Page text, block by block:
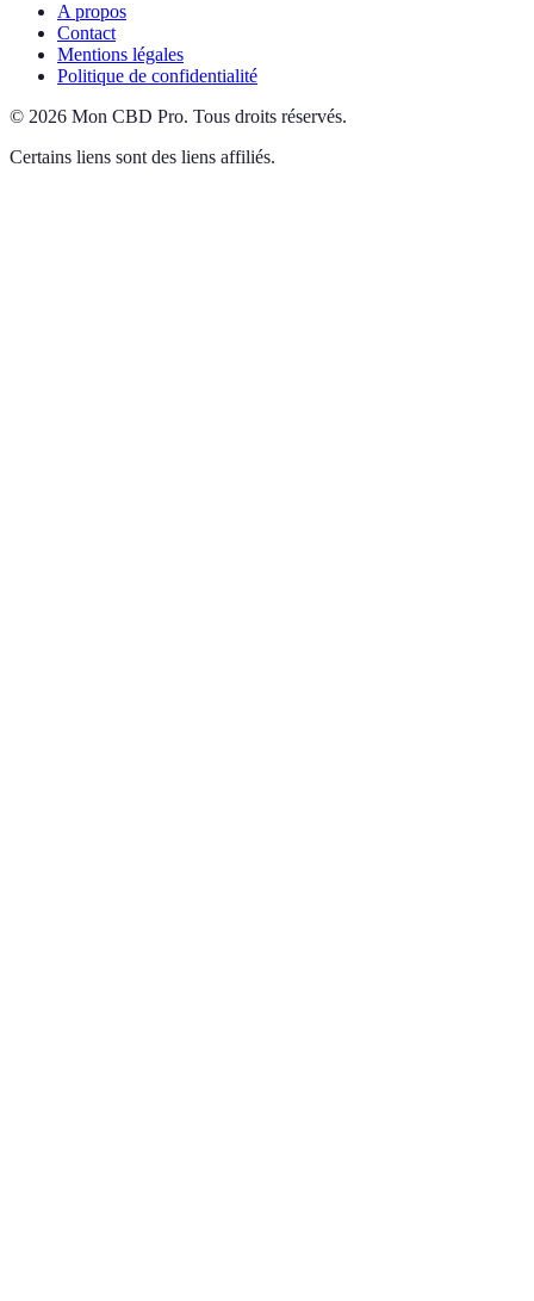
A propos
Contact
Mentions légales
Politique de confidentialité
© 2026 Mon CBD Pro. Tous droits réservés.
Certains liens sont des liens affiliés.